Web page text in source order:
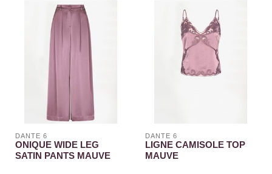
DANTE 6
ONIQUE WIDE LEG
SATIN PANTS MAUVE
DANTE 6
LIGNE CAMISOLE TOP
MAUVE